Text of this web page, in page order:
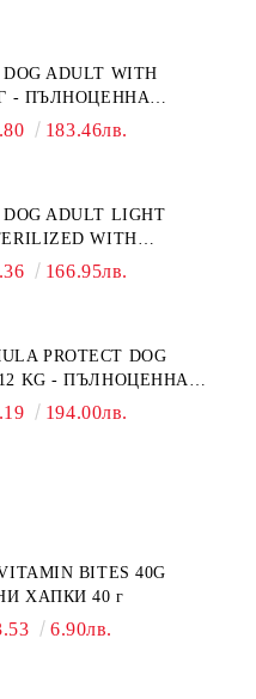
ВЪВ
ADULT WITH
- ПЪЛНОЦЕННА
КУЧЕТА С
БЕЗ ЗЪРНО, БЕЗ
ВЪВ
183.46лв.
ADULT LIGHT
WITH
12 КГ - ПЪЛНОЦЕННА
КУЧЕТА ОТ ВСИЧКИ
ВЪЗРАСТ НАД 1
ПИЛЕ. БЕЗ ЗЪРНО, БЕЗ
166.95лв.
PROTECT DOG
12 KG - ПЪЛНОЦЕННА
ХРАНА ЗА КУЧЕТА
КОЗИНА".
КЪМ НЯКОИ
И ХРАНИ
194.00лв.
BITES 40G
ХАПКИ 40 г
6.90лв.